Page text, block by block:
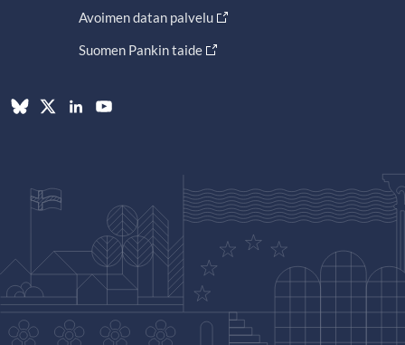
Avoimen datan palvelu
Suomen Pankin taide